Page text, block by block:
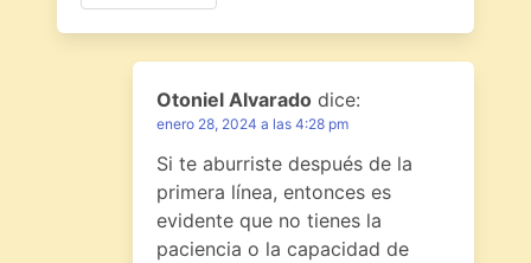
Otoniel Alvarado dice:
enero 28, 2024 a las 4:28 pm
Si te aburriste después de la
primera línea, entonces es
evidente que no tienes la
paciencia o la capacidad de